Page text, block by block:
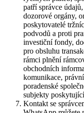
patří správce
dozorové orgány,
poskytovatelé
podvodů a proti
investiční fondy,
pro obsluhu
rámci plnění
obchodních
komunikace,
poradenské
subjekty
Kontakt se